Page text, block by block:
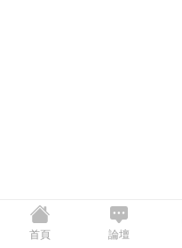
首頁 論壇